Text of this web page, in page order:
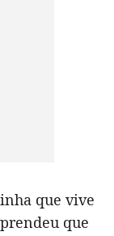
que vive
que